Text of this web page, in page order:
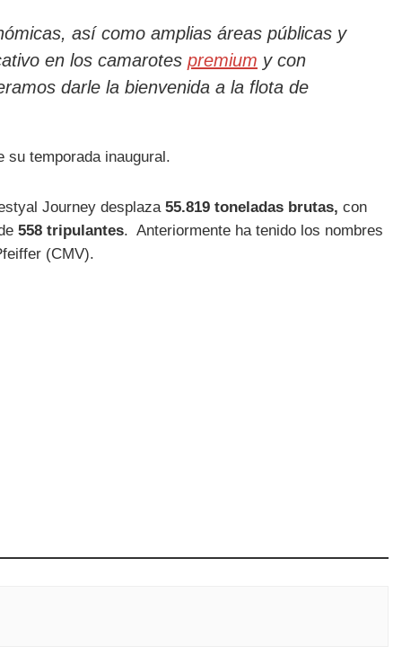
así como amplias áreas públicas y
en los camarotes premium y con
darle la bienvenida a la flota de
temporada inaugural.
Journey desplaza 55.819 toneladas brutas, con
558 tripulantes. Anteriormente ha tenido los nombres
(CMV).